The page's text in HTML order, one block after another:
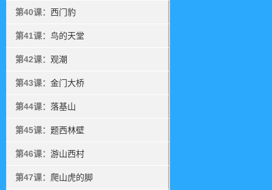
第40课： 西门豹
第41课： 鸟的天堂
第42课： 观潮
第43课： 金门大桥
第44课： 落基山
第45课： 题西林壁
第46课： 游山西村
第47课： 爬山虎的脚